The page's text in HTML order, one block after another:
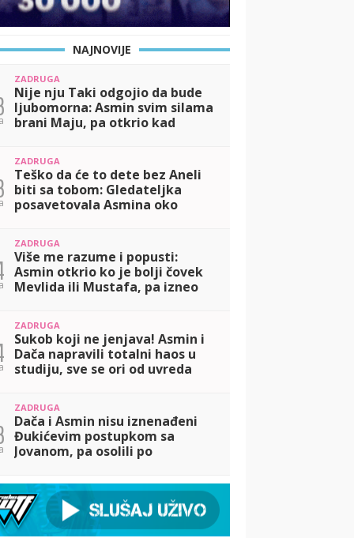
NAJNOVIJE
ZADRUGA
Nije nju Taki odgojio da bude
ljubomorna: Asmin svim silama
brani Maju, pa otkrio kad
ZADRUGA
Teško da će to dete bez Aneli
biti sa tobom: Gledateljka
posavetovala Asmina oko
ZADRUGA
Više me razume i popusti:
Asmin otkrio ko je bolji čovek
Mevlida ili Mustafa, pa izneo
ZADRUGA
Sukob koji ne jenjava! Asmin i
Dača napravili totalni haos u
studiju, sve se ori od uvreda
ZADRUGA
Dača i Asmin nisu iznenađeni
Đukićevim postupkom sa
Jovanom, pa osolili po
Mislim da su glumili! (VIDEO)